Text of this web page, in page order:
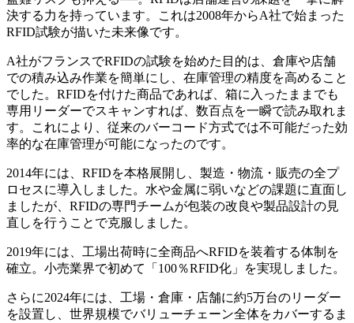
決する力を持っています。これは2008年からA社で始まった
RFID試験が描いた未来像です。
A社がフランスでRFIDの試験を始めた目的は、倉庫や店舗
での積み込み作業を簡単にし、在庫管理の精度を高めること
でした。RFIDを付けた商品であれば、箱に入ったままでも
専用リーダーでスキャンすれば、数百点を一瞬で読み取れま
す。これにより、従来のバーコード方式では不可能だった効
率的な在庫管理が可能になったのです。
2014年には、RFIDを本格展開し、製造・物流・販売の全プ
ロセスに導入しました。水や金属に弱いなどの課題に直面し
ましたが、RFIDの専門チームが包装の改良や製品設計の見
直しを行うことで克服しました。
2019年には、工場出荷時に全商品へRFIDを装着する体制を
確立。小売業界で初めて「100％RFID化」を実現しました。
さらに2024年には、工場・倉庫・店舗に約5万台のリーダー
を設置し、世界規模でバリューチェーン全体をカバーするま